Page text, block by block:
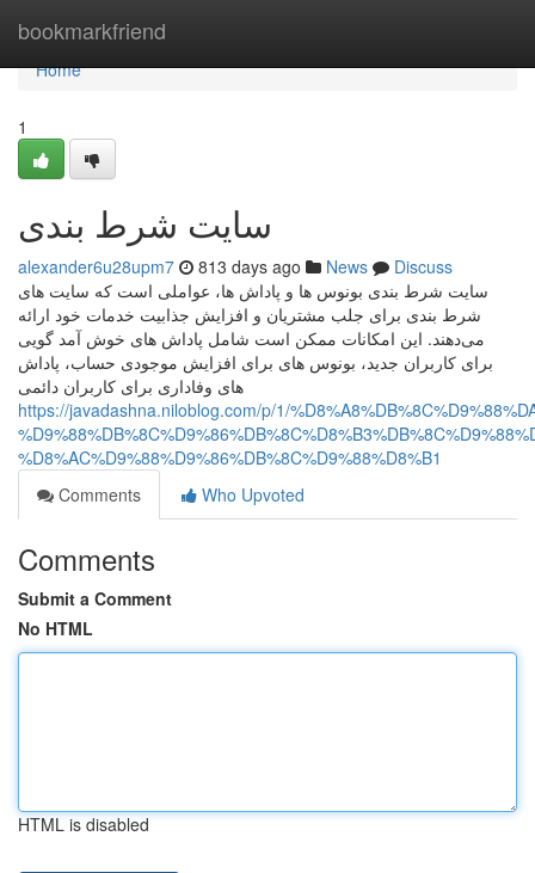
bookmarkfriend
Home
Home
1
سایت شرط بندی
alexander6u28upm7 813 days ago News
Discuss
سایت شرط بندی بونوس‌ ها و پاداش‌ ها، عواملی است که سایت‌ های
شرط بندی برای جلب مشتریان و افزایش جذابیت خدمات خود ارائه
می‌دهند. این امکانات ممکن است شامل پاداش‌ های خوش‌ آمد گویی
برای کاربران جدید، بونوس‌ های برای افزایش موجودی حساب، پاداش‌
های وفاداری برای کاربران دائمی
https://javadashna.niloblog.com/p/1/
%D8%AC%D9%88%D9%86%DB%8C%D9%88%D8%B1
Comments
Who Upvoted
Comments
Submit a Comment
No HTML
HTML is disabled